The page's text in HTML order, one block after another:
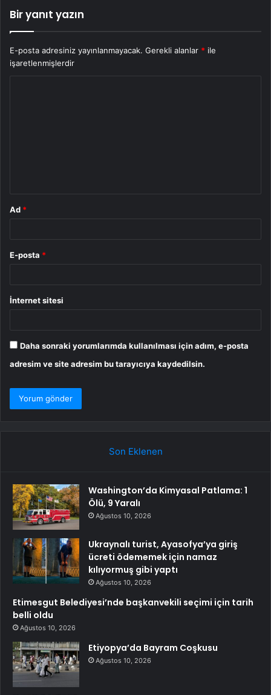
Bir yanıt yazın
E-posta adresiniz yayınlanmayacak. Gerekli alanlar * ile
işaretlenmişlerdir
Ad *
E-posta *
İnternet sitesi
Daha sonraki yorumlarımda kullanılması için adım, e-posta
adresim ve site adresim bu tarayıcıya kaydedilsin.
Son Eklenen
Washington’da Kimyasal Patlama: 1
Ölü, 9 Yaralı
Ağustos 10, 2026
Ukraynalı turist, Ayasofya’ya giriş
ücreti ödememek için namaz
kılıyormuş gibi yaptı
Ağustos 10, 2026
Etimesgut Belediyesi’nde başkanvekili seçimi için tarih
belli oldu
Ağustos 10, 2026
Etiyopya’da Bayram Coşkusu
Ağustos 10, 2026